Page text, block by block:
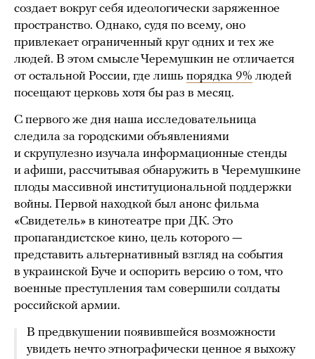
создает вокруг себя идеологически заряженное
пространство. Однако, судя по всему, оно
привлекает ограниченный круг одних и тех же
людей. В этом смысле Черемушкин не отличается
от остальной России, где лишь порядка 9% людей
посещают церковь хотя бы раз в месяц.
С первого же дня наша исследовательница
следила за городскими объявлениями
и скрупулезно изучала информационные стенды
и афиши, рассчитывая обнаружить в Черемушкине
плоды массивной институциональной поддержки
войны. Первой находкой был анонс фильма
«Свидетель» в кинотеатре при ДК. Это
пропагандистское кино, цель которого —
представить альтернативный взгляд на события
в украинской Буче и оспорить версию о том, что
военные преступления там совершили солдаты
российской армии.
В предвкушении появившейся возможности
увидеть нечто этнографически ценное я выхожу